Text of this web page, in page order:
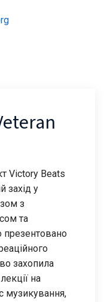
Victory Beats
захід у
з
та
захопила
на
музикування,